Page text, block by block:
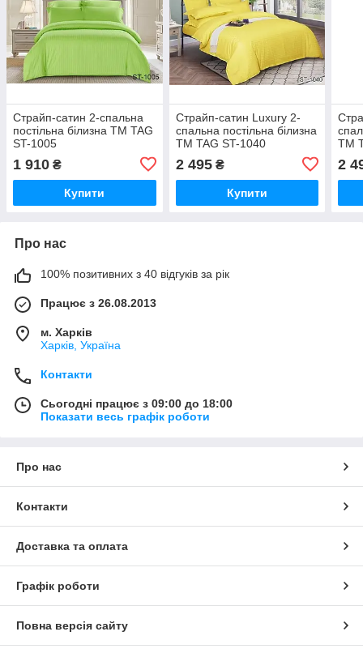
Страйп-сатин 2-спальна
постільна білизна ТМ TAG
ST-1005
1 910 ₴
Купити
Страйп-сатин Luxury 2-
спальна постільна білизна
ТМ TAG ST-1040
2 495₴
Купити
ТМ
2
Про нас
100% позитивних з 40 відгуків за рік
Працює з 26.08.2013
м. Харків
Харків, Україна
Контакти
Сьогодні працює з 09:00 до 18:00
Показати весь графік роботи
Про нас
Контакти
Доставка та оплата
Графік роботи
Повна версія сайту